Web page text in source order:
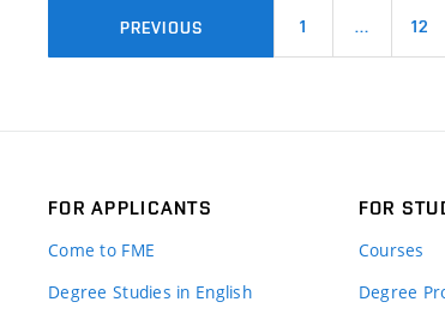
PREVIOUS 1 … 12
FOR APPLICANTS
Come to FME
Degree Studies in English
FOR
Courses
Degree